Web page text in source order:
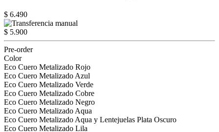
$ 6.490
$ 5.900
Pre-order
Color
Eco Cuero Metalizado Rojo
Eco Cuero Metalizado Azul
Eco Cuero Metalizado Verde
Eco Cuero Metalizado Cobre
Eco Cuero Metalizado Negro
Eco Cuero Metalizado Aqua
Eco Cuero Metalizado Aqua y Lentejuelas Plata Oscuro
Eco Cuero Metalizado Lila